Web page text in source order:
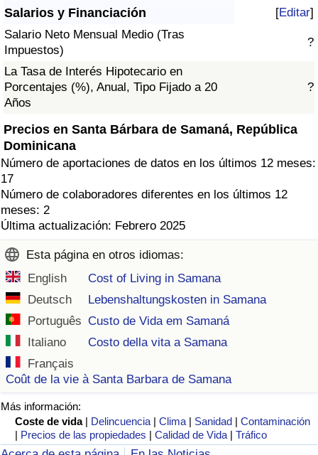
Salarios y Financiación [Editar]
Salario Neto Mensual Medio (Tras
Impuestos)
?
La Tasa de Interés Hipotecario en
Porcentajes (%), Anual, Tipo Fijado a 20
Años
?
Precios en Santa Bárbara de Samaná, República
Dominicana
Número de aportaciones de datos en los últimos 12 meses:
17
Número de colaboradores diferentes en los últimos 12
meses: 2
Última actualización: Febrero 2025
Esta página en otros idiomas:
English
Cost of Living in Samana
Deutsch
Lebenshaltungskosten in Samana
Português Custo de Vida em Samaná
Italiano
Costo della vita a Samana
Français
Coût de la vie à Santa Barbara de Samana
Más información:
Coste de vida | Delincuencia |Clima | Sanidad |Contaminación
| Precios de las propiedades |Calidad de Vida |Tráfico